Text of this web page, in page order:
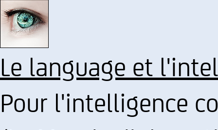
Le language et
Pour l'intelligence